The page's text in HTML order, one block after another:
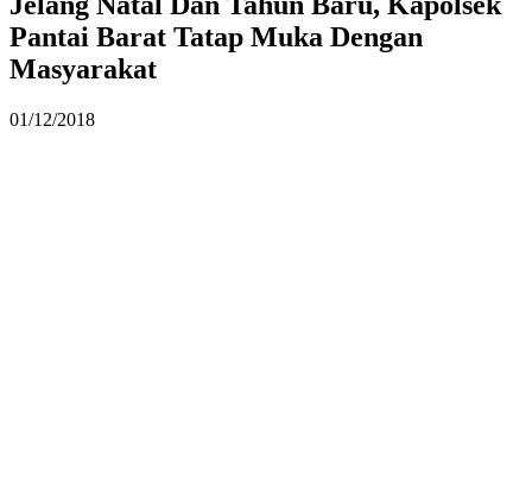
Pantai Barat Tatap Muka Dengan
Masyarakat
01/12/2018